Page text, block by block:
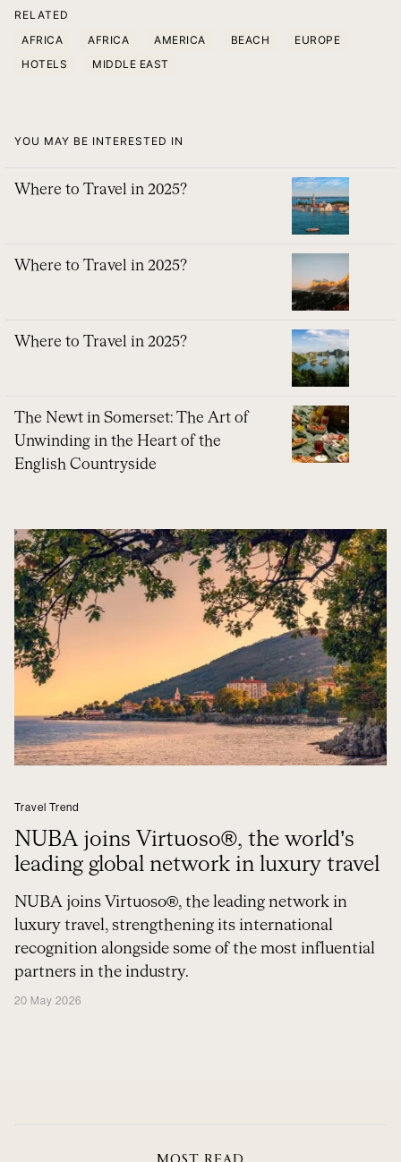
RELATED
AFRICA
AFRICA AMERICA BEACH
EUROPE
HOTELS
MIDDLE EAST
YOU MAY BE INTERESTED IN
Where to Travel in 2025?
Where to Travel in 2025?
Where to Travel in 2025?
The Newt in Somerset: The Art of
Unwinding in the Heart of the
English Countryside
Travel Trend
NUBA joins Virtuoso®, the world’s
leading global network in luxury travel
NUBA joins Virtuoso®, the leading network in
luxury travel, strengthening its international
recognition alongside some of the most influential
partners in the industry.
20 May 2026